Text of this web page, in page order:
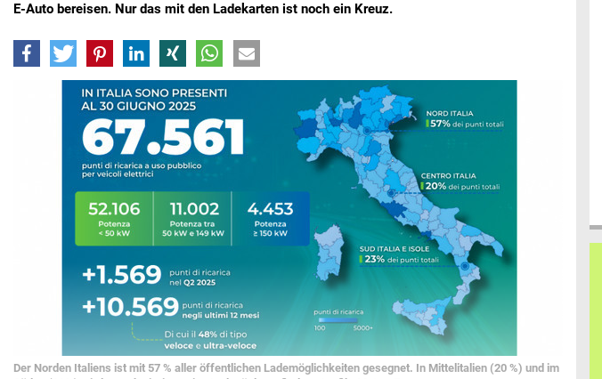
E-Auto bereisen. Nur das mit den Ladekarten ist noch ein Kreuz.
Der Norden Italiens ist mit 57 % aller öffentlichen Lademöglichkeiten gesegnet. In Mittelitalien (20 %) und im